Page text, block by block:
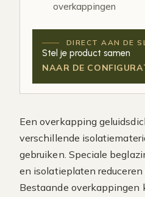
overkappingen
DIRECT AAN DE
Stel je product samen
NAAR DE
Een overkapping
verschillende
gebruiken. Speciale
en isolatieplaten
Bestaande overkappingen